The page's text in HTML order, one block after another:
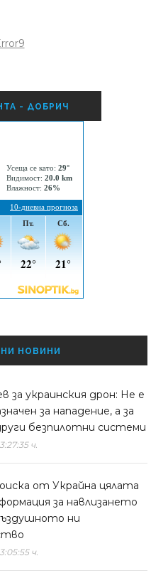
- ДОБРИЧ
НОВИНИ
за украинския дрон: Не е
за нападение, а за
безпилотни системи
ч.
от Украйна цялата
за навлизането
ни
ч.